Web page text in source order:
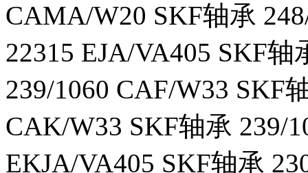
CAMA/W20 SKF轴承
22315 EJA/VA405 SKF
239/1060 CAF/W33 SKF
CAK/W33 SKF轴承 239/
EKJA/VA405 SKF轴承